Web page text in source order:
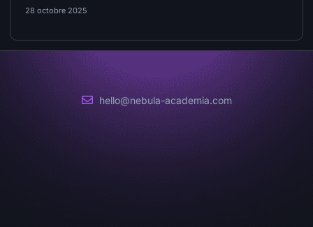
28 octobre 2025
hello@nebula-academia.com